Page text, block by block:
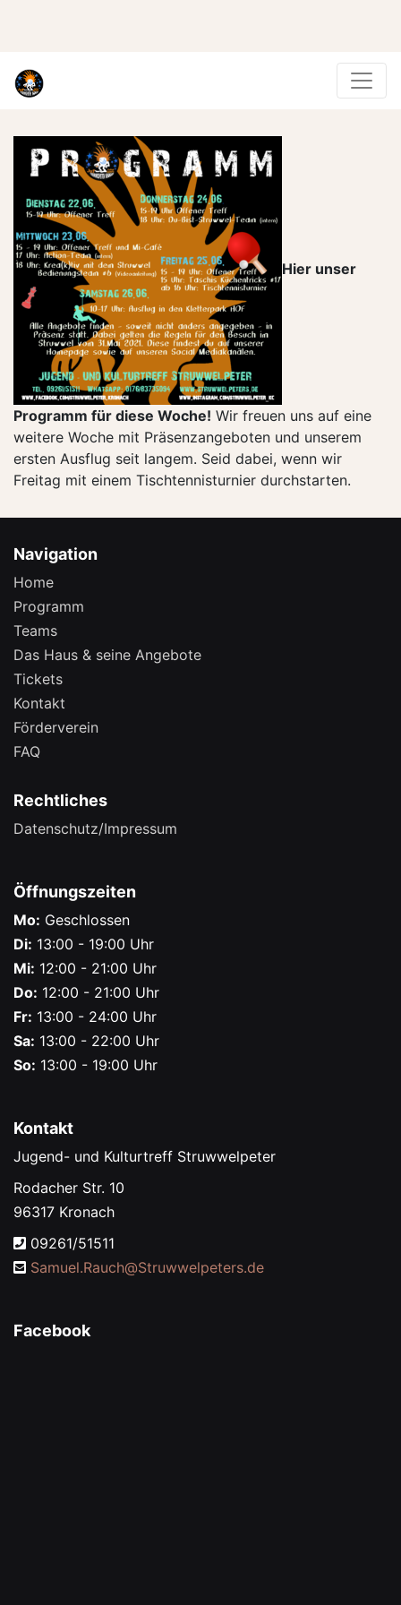
Hier unser
Programm für diese Woche! Wir freuen uns auf eine
weitere Woche mit Präsenzangeboten und unserem
ersten Ausflug seit langem. Seid dabei, wenn wir
Freitag mit einem Tischtennisturnier durchstarten.
Navigation
Home
Programm
Teams
Das Haus & seine Angebote
Tickets
Kontakt
Förderverein
FAQ
Rechtliches
Datenschutz/Impressum
Öffnungszeiten
Mo: Geschlossen
Di: 13:00 - 19:00 Uhr
Mi: 12:00 - 21:00 Uhr
Do: 12:00 - 21:00 Uhr
Fr: 13:00 - 24:00 Uhr
Sa: 13:00 - 22:00 Uhr
So: 13:00 - 19:00 Uhr
Kontakt
Jugend- und Kulturtreff Struwwelpeter
Rodacher Str. 10
96317 Kronach
09261/51511
Samuel.Rauch@Struwwelpeters.de
Facebook